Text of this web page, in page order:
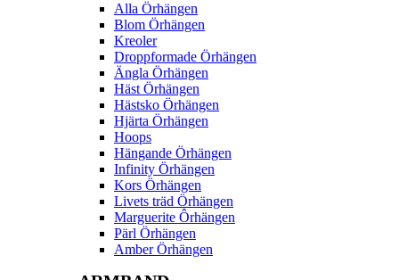
Alla Örhängen
Blom Örhängen
Kreoler
Droppformade Örhängen
Ängla Örhängen
Häst Örhängen
Hästsko Örhängen
Hjärta Örhängen
Hoops
Hängande Örhängen
Infinity Örhängen
Kors Örhängen
Livets träd Örhängen
Marguerite Ôrhängen
Pärl Örhängen
Amber Örhängen